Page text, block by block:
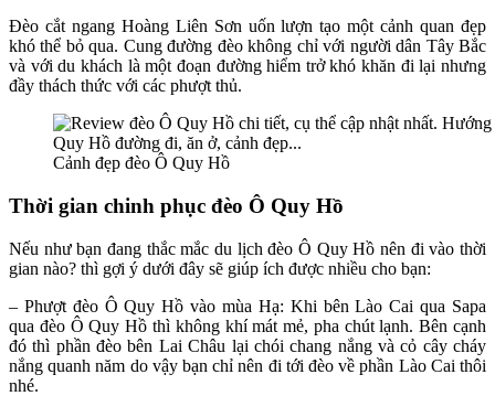
Đèo cắt ngang Hoàng Liên Sơn uốn lượn tạo một cảnh quan đẹp
khó thể bỏ qua. Cung đường đèo không chỉ với người dân Tây Bắc
và với du khách là một đoạn đường hiểm trở khó khăn đi lại nhưng
đầy thách thức với các phượt thủ.
Cảnh đẹp đèo Ô Quy Hồ
Thời gian chinh phục đèo Ô Quy Hồ
Nếu như bạn đang thắc mắc du lịch đèo Ô Quy Hồ nên đi vào thời
gian nào? thì gợi ý dưới đây sẽ giúp ích được nhiều cho bạn:
– Phượt đèo Ô Quy Hồ vào mùa Hạ: Khi bên Lào Cai qua Sapa
qua đèo Ô Quy Hồ thì không khí mát mẻ, pha chút lạnh. Bên cạnh
đó thì phần đèo bên Lai Châu lại chói chang nắng và cỏ cây cháy
nắng quanh năm do vậy bạn chỉ nên đi tới đèo về phần Lào Cai thôi
nhé.